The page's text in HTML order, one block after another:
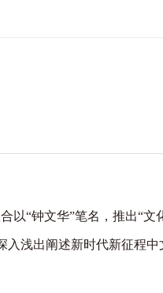
以“钟文华”笔名，推出“文
入浅出阐述新时代新征程中